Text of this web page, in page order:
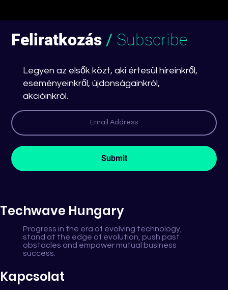
Feliratkozás / Subscribe
Legyen az elsők közt, aki értesül híreinkről,
eseményeinkről, újdonságainkról,
akcióinkról.
Submit
Techwave Hungary
Progress in the era of evolving technology,
stand at the edge of evolution, push past
obstacles and empower mutual business
success.
Kapcsolat